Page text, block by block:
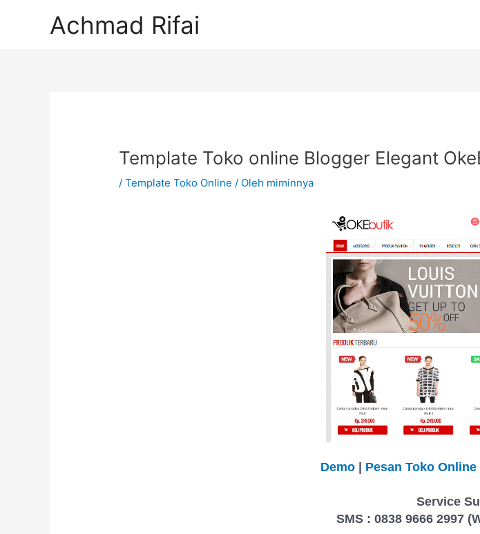
Achmad Rifai
Template Toko online Blogger Elegant
/Template Toko Online / Oleh miminnya
Demo | Pesan Toko
Service
SMS : 0838 9666 2997